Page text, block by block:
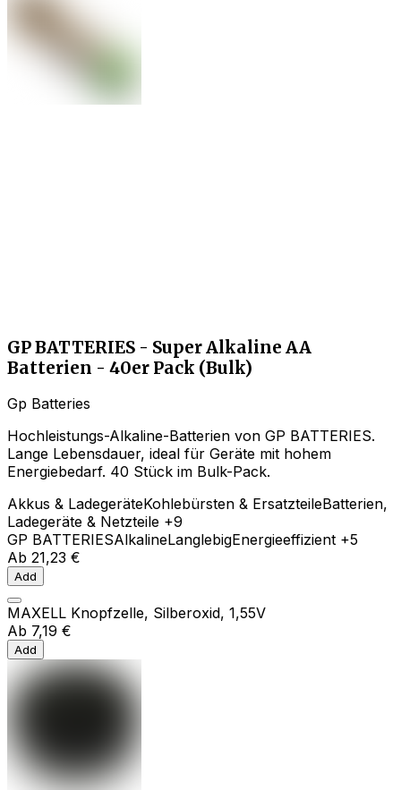
GP BATTERIES - Super Alkaline AA
Batterien - 40er Pack (Bulk)
Gp Batteries
Hochleistungs-Alkaline-Batterien von GP BATTERIES.
Lange Lebensdauer, ideal für Geräte mit hohem
Energiebedarf. 40 Stück im Bulk-Pack.
Akkus & LadegeräteKohlebürsten & ErsatzteileBatterien,
Ladegeräte & Netzteile +9
GP BATTERIESAlkalineLanglebigEnergieeffizient +5
Ab 21,23 €
Add
MAXELL Knopfzelle, Silberoxid, 1,55V
Ab 7,19 €
Add